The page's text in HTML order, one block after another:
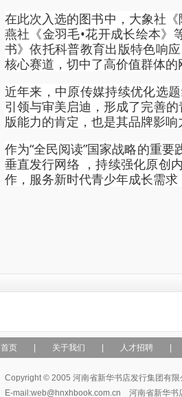
在此次入选的图书中，大象社
燕社《金羽毛•花开成长绘本》
书》依托科普教育出版特色响
核心赛道，切中了高价值群体的
近年来，中原传媒持续优化选
引领与审美启迪，形成了完善
版能力的肯定，也是其品牌影响
作为“全民阅读”国家战略的重
垂直发行网络 ，持续强化原创
作，服务新时代青少年成长需求
首页| 关于我们 人才招聘
Copyright © 2005 河南省新华书店发行集团有
E-mail:web@hnxhbook.com.cn 河南省新华书